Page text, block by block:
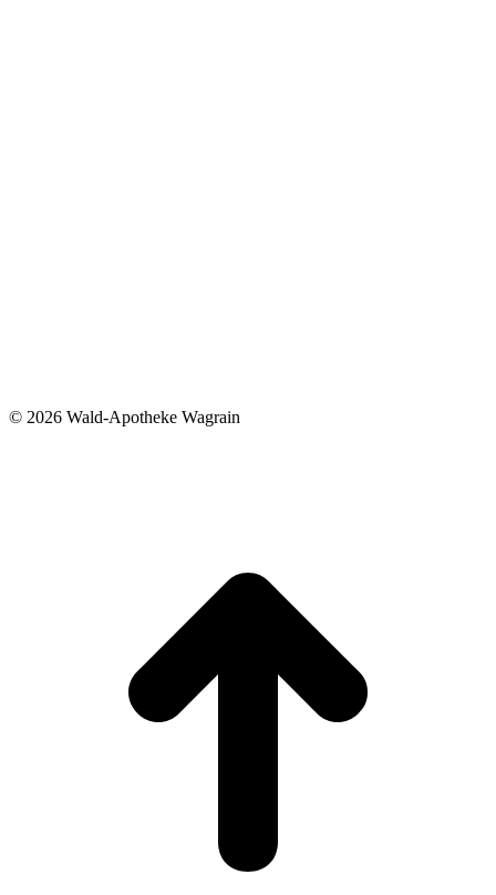
© 2026 Wald-Apotheke Wagrain